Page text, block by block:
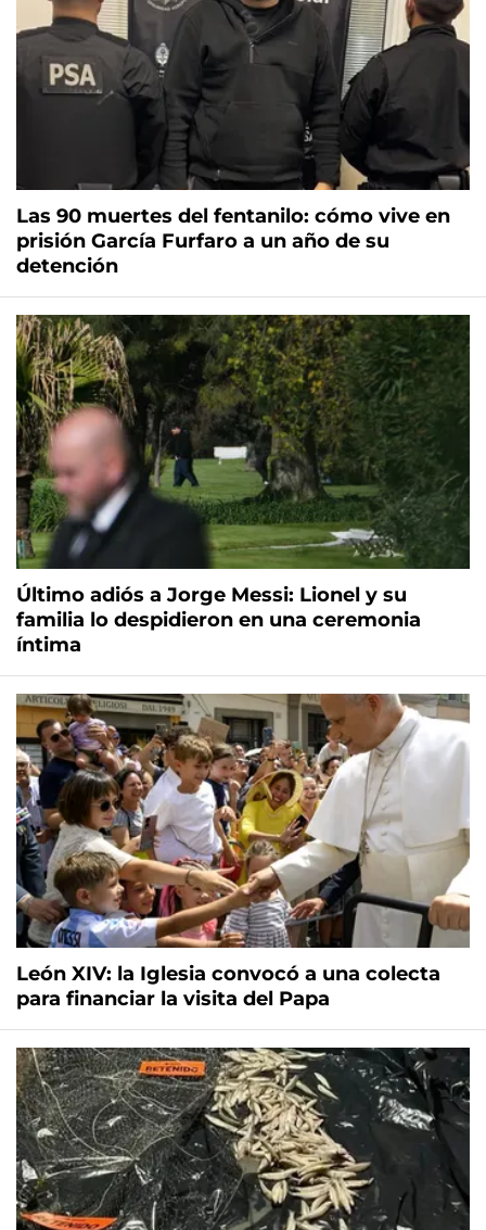
Las 90 muertes del fentanilo: cómo vive en
prisión García Furfaro a un año de su
detención
Último adiós a Jorge Messi: Lionel y su
familia lo despidieron en una ceremonia
íntima
León XIV: la Iglesia convocó a una colecta
para financiar la visita del Papa